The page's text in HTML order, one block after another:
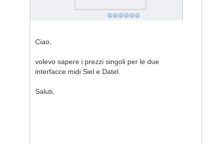
Ciao,
volevo sapere i prezzi singoli per le due
interfacce midi Siel e Datel.
Saluti,